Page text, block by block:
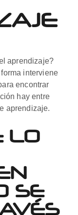
aprendizaje?
interviene
encontrar
hay entre
aprendizaje.
LO
SE